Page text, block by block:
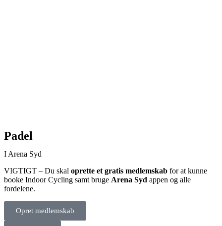
Padel
I Arena Syd
VIGTIGT – Du skal oprette et gratis medlemskab for at kunne
booke Indoor Cycling samt bruge Arena Syd appen og alle
fordelene.
Opret medlemskab